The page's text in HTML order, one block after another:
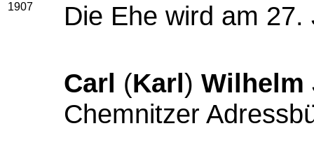
1907 Die Ehe wird am
Carl (Karl) Wilhelm
Chemnitzer